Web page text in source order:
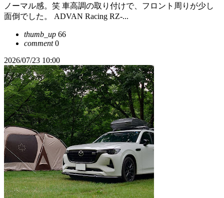
ノーマル感。笑 車高調の取り付けで、フロント周りが少し
面倒でした。 ADVAN Racing RZ-...
thumb_up 66
comment0
2026/07/23 10:00